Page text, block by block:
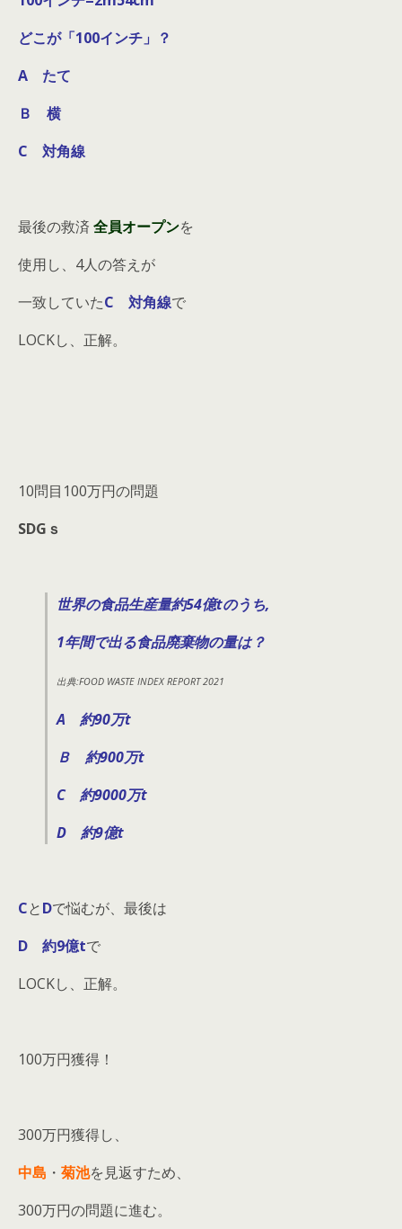
どこが「100インチ」？
A たて
Ｂ 横
C 対角線
最後の救済 全員オープンを
使用し、4人の答えが
一致していたC 対角線で
LOCKし、正解。
10問目100万円の問題
SDGｓ
世界の食品生産量約54億tのうち,
1年間で出る食品廃棄物の量は？
出典:FOOD WASTE INDEX REPORT 2021
A 約90万t
Ｂ 約900万t
C 約9000万t
D 約9億t
CとDで悩むが、最後は
D 約9億tで
LOCKし、正解。
100万円獲得！
300万円獲得し、
中島 ・ 菊池を見返すため、
300万円の問題に進む。